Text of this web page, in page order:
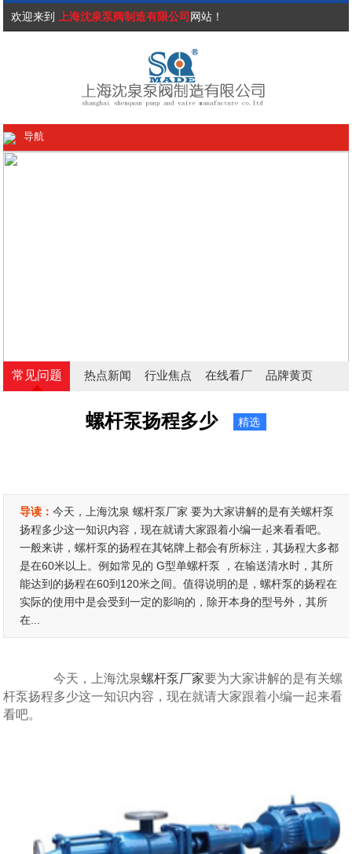
欢迎来到 上海沈泉泵阀制造有限公司 网站！
导航
常见问题 热点新闻 行业焦点 在线看厂 品牌黄页
螺杆泵扬程多少 精选
导读：今天，上海沈泉 螺杆泵厂家 要为大家讲解的是有关螺杆泵
扬程多少这一知识内容，现在就请大家跟着小编一起来看看吧。
一般来讲，螺杆泵的扬程在其铭牌上都会有所标注，其扬程大多都
是在60米以上。例如常见的 G型单螺杆泵 ，在输送清水时，其所
能达到的扬程在60到120米之间。值得说明的是，螺杆泵的扬程在
实际的使用中是会受到一定的影响的，除开本身的型号外，其所
在...
今天，上海沈泉螺杆泵厂家要为大家讲解的是有关螺
杆泵扬程多少这一知识内容，现在就请大家跟着小编一起来看
看吧。